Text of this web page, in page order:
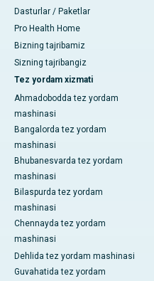
Dasturlar / Paketlar
Pro Health Home
Bizning tajribamiz
Sizning tajribangiz
Tez yordam xizmati
Ahmadobodda tez yordam
mashinasi
Bangalorda tez yordam
mashinasi
Bhubanesvarda tez yordam
mashinasi
Bilaspurda tez yordam
mashinasi
Chennayda tez yordam
mashinasi
Dehlida tez yordam mashinasi
Guvahatida tez yordam